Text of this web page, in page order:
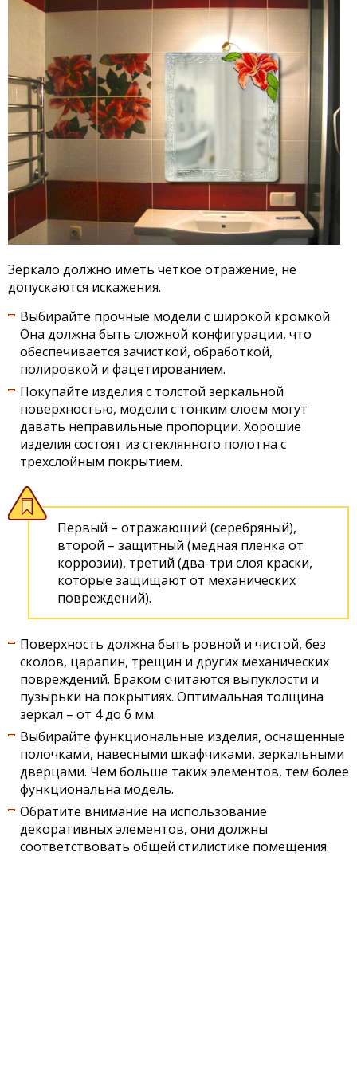
Зеркало должно иметь четкое отражение, не
допускаются искажения.
Выбирайте прочные модели с широкой кромкой.
Она должна быть сложной конфигурации, что
обеспечивается зачисткой, обработкой,
полировкой и фацетированием.
Покупайте изделия с толстой зеркальной
поверхностью, модели с тонким слоем могут
давать неправильные пропорции. Хорошие
изделия состоят из стеклянного полотна с
трехслойным покрытием.
Первый – отражающий (серебряный),
второй – защитный (медная пленка от
коррозии), третий (два-три слоя краски,
которые защищают от механических
повреждений).
Поверхность должна быть ровной и чистой, без
сколов, царапин, трещин и других механических
повреждений. Браком считаются выпуклости и
пузырьки на покрытиях. Оптимальная толщина
зеркал – от 4 до 6 мм.
Выбирайте функциональные изделия, оснащенные
полочками, навесными шкафчиками, зеркальными
дверцами. Чем больше таких элементов, тем более
функциональна модель.
Обратите внимание на использование
декоративных элементов, они должны
соответствовать общей стилистике помещения.